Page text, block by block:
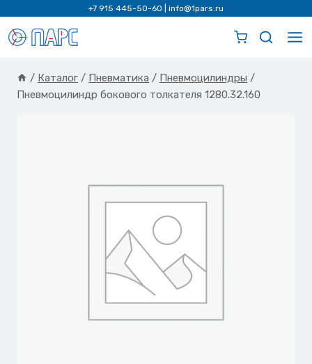
содержимому
+7 915 445-50-60 info@1pars.ru
/ Каталог / Пневматика / Пневмоцилиндры /
Пневмоцилиндр бокового толкателя 1280.32.160